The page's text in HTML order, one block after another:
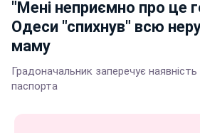
"Мені неприємно про це
Одеси "спихнув" всю
маму
Градоначальник заперечує наявність
паспорта